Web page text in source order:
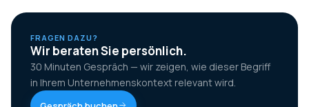
FRAGEN DAZU?
Wir beraten Sie persönlich.
30 Minuten Gespräch — wir zeigen, wie dieser Begriff
in Ihrem Unternehmenskontext relevant wird.